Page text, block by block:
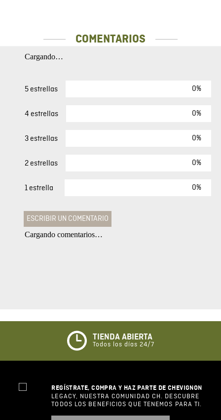
COMENTARIOS
Cargando…
5 estrellas 0%
4 estrellas 0%
3 estrellas 0%
2 estrellas 0%
1 estrella 0%
ESCRIBIR UN COMENTARIO
Califique el producto de 1 a 5 estrellas
★☆ ☆
Su nombre
Correo electrónico
Cargando comentarios…
TIENDA ABIERTA
Todos los días 24/7
REGÍSTRATE, COMPRA Y HAZ PARTE DE CHEVIGNON
LEGACY, NUESTRA COMUNIDAD CH. DESCUBRE
TODOS LOS BENEFICIOS QUE TENEMOS PARA TI.